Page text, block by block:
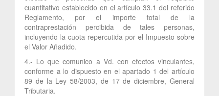
cuantitativo establecido en el artículo 33.1 del referido
Reglamento, por el importe total de la
contraprestación percibida de tales personas,
incluyendo la cuota repercutida por el Impuesto sobre
el Valor Añadido.
4.- Lo que comunico a Vd. con efectos vinculantes,
conforme a lo dispuesto en el apartado 1 del artículo
89 de la Ley 58/2003, de 17 de diciembre, General
Tributaria.